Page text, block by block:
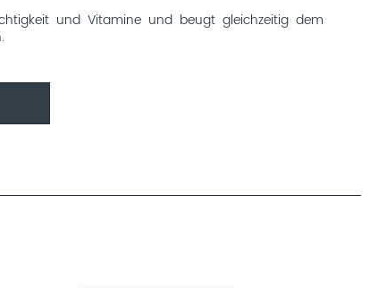
und Vitamine und beugt gleichzeitig dem